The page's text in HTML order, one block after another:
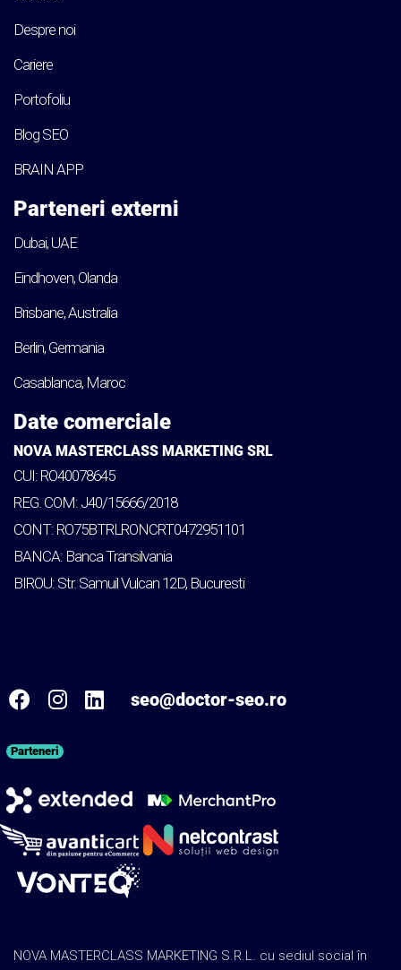
Despre noi
Cariere
Portofoliu
Blog SEO
BRAIN APP
Parteneri externi
Dubai, UAE
Eindhoven, Olanda
Brisbane, Australia
Berlin, Germania
Casablanca, Maroc
Date comerciale
NOVA MASTERCLASS MARKETING SRL
CUI: RO40078645
REG. COM: J40/15666/2018
CONT: RO75BTRLRONCRT0472951101
BANCA: Banca Transilvania
BIROU: Str. Samuil Vulcan 12D, Bucuresti
seo@doctor-seo.ro
Parteneri
NOVA MASTERCLASS MARKETING S.R.L. cu sediul social în